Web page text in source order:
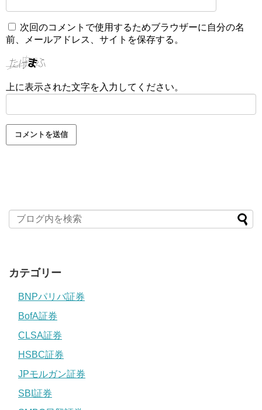
次回のコメントで使用するためブラウザーに自分の名
前、メールアドレス、サイトを保存する。
上に表示された文字を入力してください。
カテゴリー
BNPパリバ証券
BofA証券
CLSA証券
HSBC証券
JPモルガン証券
SBI証券